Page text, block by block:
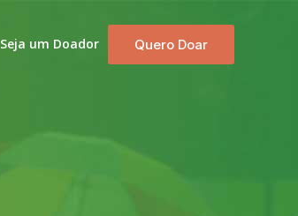
Seja um Doador Quero Doar